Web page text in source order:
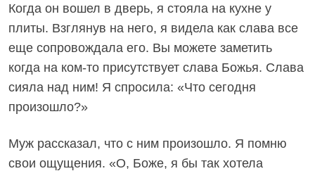
Когда он вошел в дверь, я стояла на кухне у
плиты. Взглянув на него, я видела как слава все
еще сопровождала его. Вы можете заметить
когда на ком-то присутствует слава Божья. Слава
сияла над ним! Я спросила: «Что сегодня
произошло?»
Муж рассказал, что с ним произошло. Я помню
свои ощущения. «О, Боже, я бы так хотела